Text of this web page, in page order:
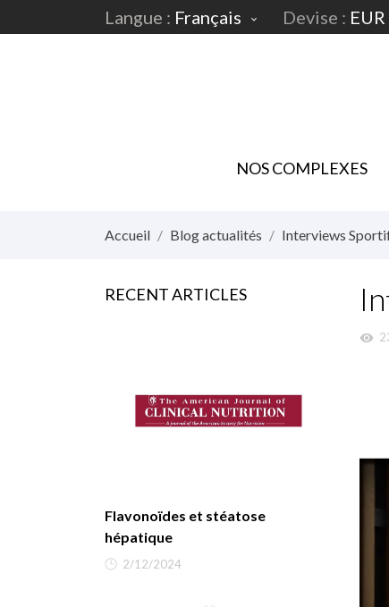
Langue : Français  Devise :
NOS COMPLEXES
Accueil Blog actualités Interviews
RECENT ARTICLES
Flavonoïdes et stéatose
hépatique
2/12/2024
visibility